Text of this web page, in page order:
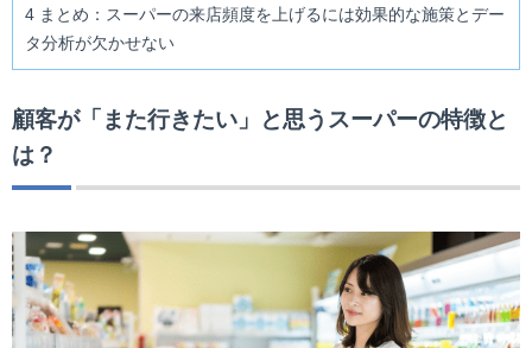
4 まとめ：スーパーの来店頻度を上げるには効果的な施策とデー
タ分析が欠かせない
顧客が「また行きたい」と思うスーパーの特徴と
は？